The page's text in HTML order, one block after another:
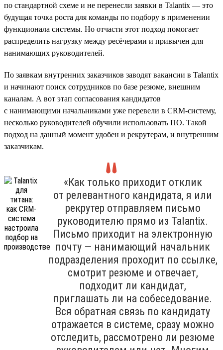
по стандартной схеме и не перенесли заявки в Talantix — это
будущая точка роста для команды по подбору в применении
функционала системы. Но отчасти этот подход помогает
распределить нагрузку между ресёчерами и привычен для
нанимающих руководителей.
По заявкам внутренних заказчиков заводят вакансии в Talantix
и начинают поиск сотрудников по базе резюме, внешним
каналам. А вот этап согласования кандидатов
с нанимающими начальниками уже перевели в CRM-систему,
несколько руководителей обучили использовать ПО. Такой
подход на данный момент удобен и рекрутерам, и внутренним
заказчикам.
«Как только приходит отклик
от релевантного кандидата, я или
рекрутер отправляем письмо
руководителю прямо из Talantix.
Письмо приходит на электронную
почту — нанимающий начальник
подразделения проходит по ссылке,
смотрит резюме и отвечает,
подходит ли кандидат,
приглашать ли на собеседование.
Вся обратная связь по кандидату
отражается в системе, сразу можно
отследить, рассмотрено ли резюме